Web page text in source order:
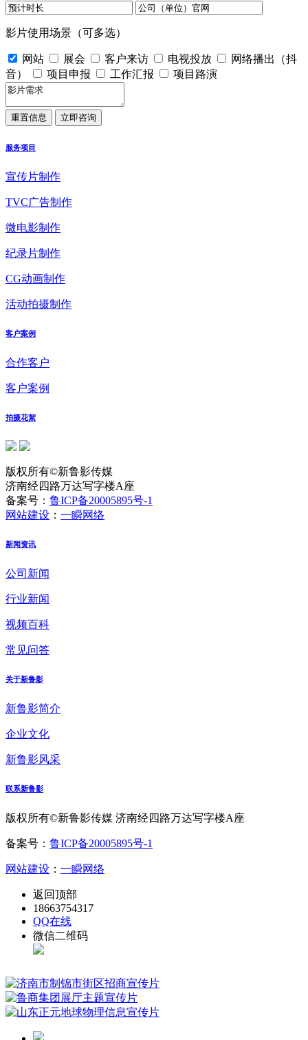
影片使用场景（可多选）
网站 展会 客户来访 电视投放
网络播出（抖
音）
项目申报 工作汇报 项目路演
服务项目
宣传片制作
TVC广告制作
微电影制作
纪录片制作
CG动画制作
活动拍摄制作
客户案例
合作客户
客户案例
拍摄花絮
版权所有©新鲁影传媒
济南经四路万达写字楼A座
备案号： 鲁ICP备20005895号-1
网站建设 ： 一瞬网络
新闻资讯
公司新闻
行业新闻
视频百科
常见问答
关于新鲁影
新鲁影简介
企业文化
新鲁影风采
联系新鲁影
版权所有©新鲁影传媒 济南经四路万达写字楼A座
备案号： 鲁ICP备20005895号-1
网站建设 ： 一瞬网络
返回顶部
18663754317
QQ在线
微信二维码